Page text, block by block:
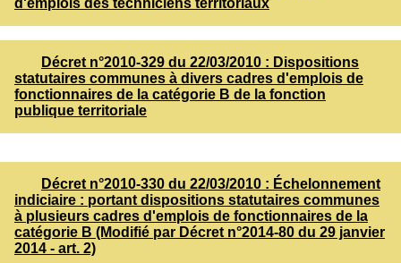
d'emplois des techniciens territoriaux
Décret n°2010-329 du 22/03/2010 : Dispositions
statutaires communes à divers cadres d'emplois de
fonctionnaires de la catégorie B de la fonction
publique territoriale
Décret n°2010-330 du 22/03/2010 : Échelonnement
indiciaire : portant dispositions statutaires communes
à plusieurs cadres d'emplois de fonctionnaires de la
catégorie B (Modifié par Décret n°2014-80 du 29 janvier
2014 - art. 2)